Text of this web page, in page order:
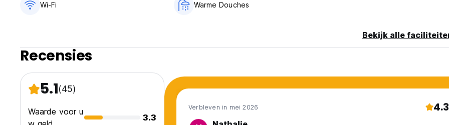
Wi-Fi Warme Douches
Bekijk alle
Recensies
5.1(45)
Waarde voor u
3.3
Verbleven in mei 2026 4.3